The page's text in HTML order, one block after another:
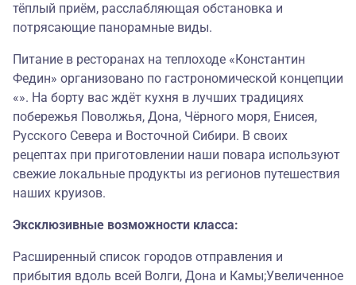
тёплый приём, расслабляющая обстановка и
потрясающие панорамные виды.
Питание в ресторанах на теплоходе «Константин
Федин» организовано по гастрономической концепции
«». На борту вас ждёт кухня в лучших традициях
побережья Поволжья, Дона, Чёрного моря, Енисея,
Русского Севера и Восточной Сибири. В своих
рецептах при приготовлении наши повара используют
свежие локальные продукты из регионов путешествия
наших круизов.
Эксклюзивные возможности класса:
Расширенный список городов отправления и
прибытия вдоль всей Волги, Дона и Камы;Увеличенное